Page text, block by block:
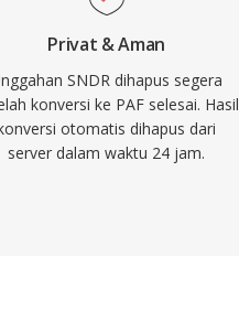
Privat & Aman
SNDR dihapus segera
konversi ke PAF selesai. Hasil
otomatis dihapus dari
server dalam waktu 24 jam.